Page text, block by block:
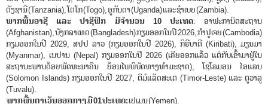
ຕັງຊານີ (Tanzania), ໂຕໂກ (Togo), ອູກັນດາ (Uganda) ແລະ ຊຳເບຍ (Zambia).
ພາກພື້ນອາຊີ ແລະ ປາຊີຟິກ ມີຈໍານວນ 10 ປະເທດ: ອາຟະການິດສະຖານ
(Afghanistan), ບັງກລາເທດ (Bangladesh) ກຽມອອກໃນປີ 2026, ກໍາປູເຈຍ (Cambodia)
ກຽມອອກໃນປີ 2029, ສປປ ລາວ (ກຽມອອກໃນປີ 2026), ກິຣີບາຕີ (Kiribati), ມຽນມາ
(Myanmar), ເນປານ (Nepal) ກຽມອອກໃນປີ 2026 (ເຄີຍອອກແລ້ວ ແຕ່ກັບເຂົ້າມາຢູ່ໃນ
ສະຖານະພາບດ້ອຍພັດທະນາຄືນ ຍ້ອນໄພພິບັດທາງທໍາມະຊາດ), ໂຊໂລມອນ ໄອແລນ
(Solomon Islands) ກຽມອອກໃນປີ 2027, ຕິມໍແລັດສະເຕ (Timor-Leste) ແລະ ຕູວາລູ
(Tuvalu).
ພາກພື້ນຕາເວັນອອກກາງ ມີ01 ປະເທດ:ເຢເມນ (Yemen).